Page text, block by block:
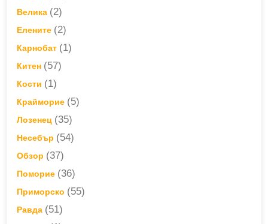
Велика (2)
Елените (2)
Карнобат (1)
Китен (57)
Кости (1)
Крайморие (5)
Лозенец (35)
Несебър (54)
Обзор (37)
Поморие (36)
Приморско (55)
Равда (51)